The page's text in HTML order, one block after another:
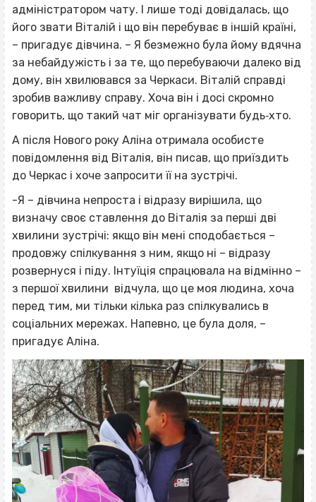
адміністратором чату. І лише тоді довідалась, що
його звати Віталій і що він перебуває в іншій країні,
– пригадує дівчина. – Я безмежно була йому вдячна
за небайдужість і за те, що перебуваючи далеко від
дому, він хвилювався за Черкаси. Віталій справді
зробив важливу справу. Хоча він і досі скромно
говорить, що такий чат міг організувати будь‐хто.
А після Нового року Аліна отримала особисте
повідомлення від Віталія, він писав, що приїздить
до Черкас і хоче запросити її на зустрічі.
-Я – дівчина непроста і відразу вирішила, що
визначу своє ставлення до Віталія за перші дві
хвилини зустрічі: якщо він мені сподобається –
продовжу спілкування з ним, якщо ні – відразу
розвернуся і піду. Інтуїція спрацювала на відмінно –
з першої хвилини відчула, що це моя людина, хоча
перед тим, ми тільки кілька раз спілкувались в
соціальних мережах. Напевно, це була доля, –
пригадує Аліна.